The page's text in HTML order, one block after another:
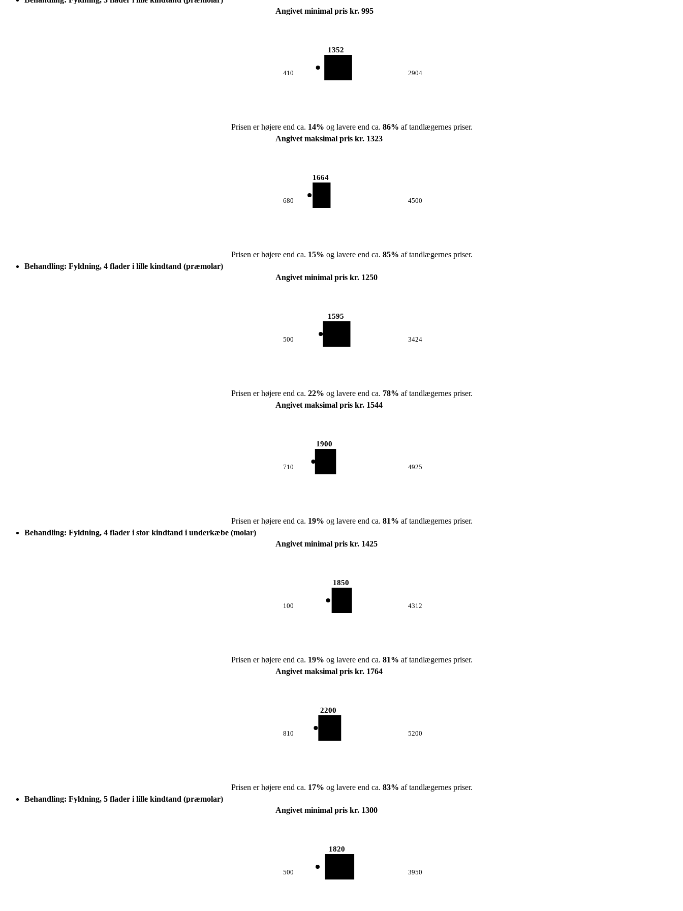
Angivet minimal pris kr. 995
410
1352
2904
Prisen er højere end ca. 14% og lavere end ca. 86% af tandlægernes priser.
Angivet maksimal pris kr. 1323
680
1664
4500
Prisen er højere end ca. 15% og lavere end ca. 85% af tandlægernes priser.
Behandling: Fyldning, 4 flader i lille kindtand (præmolar)
Angivet minimal pris kr. 1250
500
1595
3424
Prisen er højere end ca. 22% og lavere end ca. 78% af tandlægernes priser.
Angivet maksimal pris kr. 1544
710
1900
4925
Prisen er højere end ca. 19% og lavere end ca. 81% af tandlægernes priser.
Behandling: Fyldning, 4 flader i stor kindtand i underkæbe (molar)
Angivet minimal pris kr. 1425
100
1850
4312
Prisen er højere end ca. 19% og lavere end ca. 81% af tandlægernes priser.
Angivet maksimal pris kr. 1764
810
2200
5200
Prisen er højere end ca. 17% og lavere end ca. 83% af tandlægernes priser.
Behandling: Fyldning, 5 flader i lille kindtand (præmolar)
Angivet minimal pris kr. 1300
500
1820
3950